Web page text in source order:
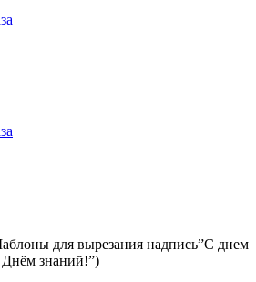
для вырезания надпись”С днем
знаний!”)